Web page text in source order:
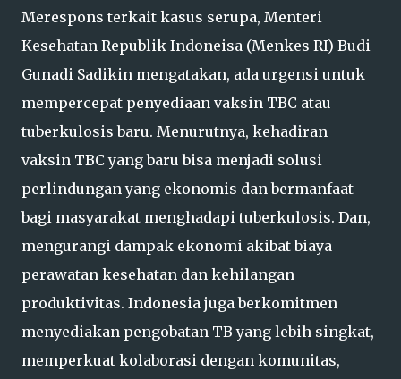
Merespons terkait kasus serupa, Menteri
Kesehatan Republik Indoneisa (Menkes RI) Budi
Gunadi Sadikin mengatakan, ada urgensi untuk
mempercepat penyediaan vaksin TBC atau
tuberkulosis baru. Menurutnya, kehadiran
vaksin TBC yang baru bisa menjadi solusi
perlindungan yang ekonomis dan bermanfaat
bagi masyarakat menghadapi tuberkulosis. Dan,
mengurangi dampak ekonomi akibat biaya
perawatan kesehatan dan kehilangan
produktivitas. Indonesia juga berkomitmen
menyediakan pengobatan TB yang lebih singkat,
memperkuat kolaborasi dengan komunitas,